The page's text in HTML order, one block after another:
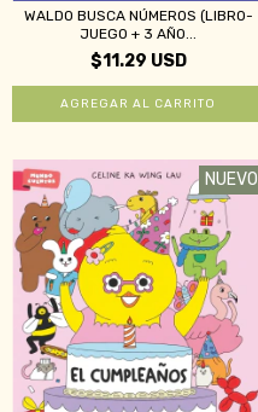
WALDO BUSCA NÚMEROS (LIBRO-
JUEGO + 3 AÑO...
$11.29 USD
NUEVO